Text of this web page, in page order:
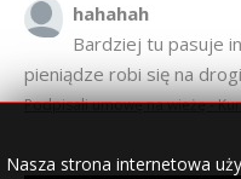
hahahah
Bardziej tu pasuje
pieniądze robi się na
Podpisali umowę na wieżę -
Nasza strona internetowa